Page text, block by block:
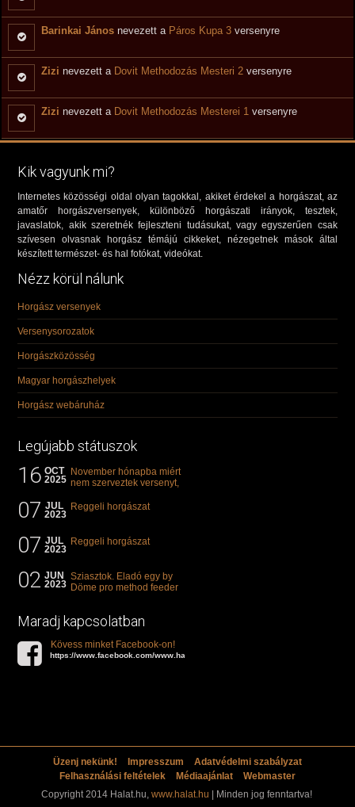
Barinkai János nevezett a Páros Kupa 3 versenyre
Zizi nevezett a Dovit Methodozás Mesteri 2 versenyre
Zizi nevezett a Dovit Methodozás Mesterei 1 versenyre
Kik vagyunk mi?
Internetes közösségi oldal olyan tagokkal, akiket érdekel a horgászat, az
amatőr horgászversenyek, különböző horgászati irányok, tesztek,
javaslatok, akik szeretnék fejleszteni tudásukat, vagy egyszerűen csak
szívesen olvasnak horgász témájú cikkeket, nézegetnek mások által
készített természet- és hal fotókat, videókat.
Nézz körül nálunk
Horgász versenyek
Versenysorozatok
Horgászközösség
Magyar horgászhelyek
Horgász webáruház
Legújabb státuszok
16 OCT
2025
November hónapba miért
nem szerveztek versenyt,
"kárászos"...
07 JUL
2023
Reggeli horgászat
07 JUL
2023
Reggeli horgászat
02 JUN
2023
Sziasztok. Eladó egy by
Döme pro method feeder
Maradj kapcsolatban
Kövess minket Facebook-on!
https://www.facebook.com/www.halat.hu
Üzenj nekünk! Impresszum
Adatvédelmi szabályzat
Felhasználási feltételek
Médiaajánlat
Webmaster
Copyright 2014 Halat.hu, www.halat.hu | Minden jog fenntartva!